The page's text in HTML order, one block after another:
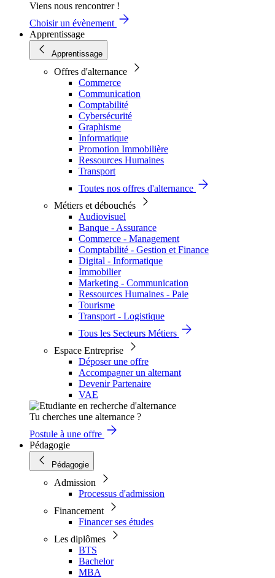
Viens nous rencontrer !
Choisir un évènement
Apprentissage
Apprentissage
Offres d'alternance
Commerce
Communication
Comptabilité
Cybersécurité
Graphisme
Informatique
Promotion Immobilière
Ressources Humaines
Transport
Toutes nos offres d'alternance
Métiers et débouchés
Audiovisuel
Banque - Assurance
Commerce - Management
Comptabilité - Gestion et Finance
Digital - Informatique
Immobilier
Marketing - Communication
Ressources Humaines - Paie
Tourisme
Transport - Logistique
Tous les Secteurs Métiers
Espace Entreprise
Déposer une offre
Accompagner un alternant
Devenir Partenaire
VAE
Tu cherches une alternance ?
Postule à une offre
Pédagogie
Pédagogie
Admission
Processus d'admission
Financement
Financer ses études
Les diplômes
BTS
Bachelor
MBA